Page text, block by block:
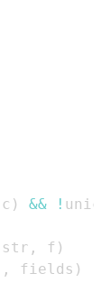
c ) && !
str , f )
, fields )